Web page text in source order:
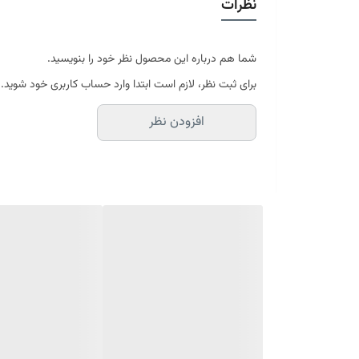
موجود در سایز بندی : 4 ، 6 ، 9 ، 12 متری ( قابل سفارش در ابعاد دلخواه-سایز غیر استاندارد)
ابعاد 6 متری : 200*300 سانتیمتر
ابعاد 9 متری : 250*350 سانتیمتر
ابعاد 12 متری : 300*400 سانتیمتر
ارسال کالای خواب متین تا کمتر از 30 روز کاری آینده
نظرات
شما هم درباره این محصول نظر خود را بنویسید.
برای ثبت نظر، لازم است ابتدا وارد حساب کاربری خود شوید.
افزودن نظر